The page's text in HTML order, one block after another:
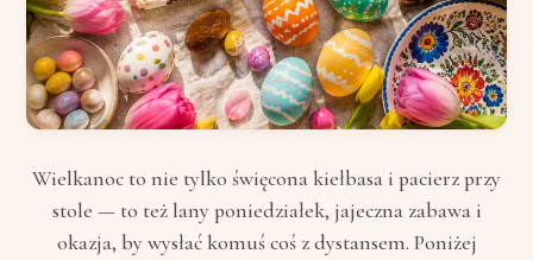
Wielkanoc to nie tylko święcona kiełbasa i pacierz przy
stole — to też lany poniedziałek, jajeczna zabawa i
okazja, by wysłać komuś coś z dystansem. Poniżej